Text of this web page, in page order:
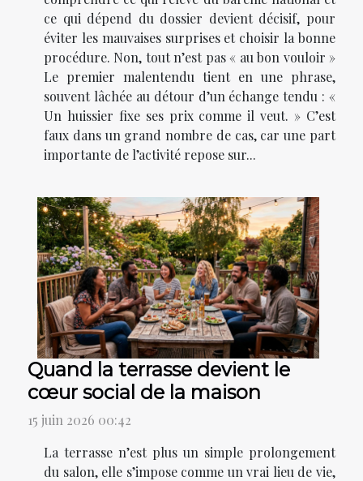
ce qui dépend du dossier devient décisif, pour
éviter les mauvaises surprises et choisir la bonne
procédure. Non, tout n’est pas « au bon vouloir »
Le premier malentendu tient en une phrase,
souvent lâchée au détour d’un échange tendu : «
Un huissier fixe ses prix comme il veut. » C’est
faux dans un grand nombre de cas, car une part
importante de l’activité repose sur...
Quand la terrasse devient le
cœur social de la maison
15 juin 2026 00:42
La terrasse n’est plus un simple prolongement
du salon, elle s’impose comme un vrai lieu de vie,